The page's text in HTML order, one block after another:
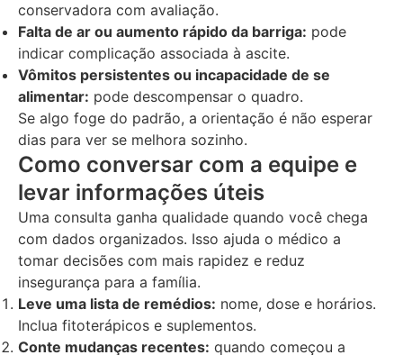
conservadora com avaliação.
Falta de ar ou aumento rápido da barriga: pode
indicar complicação associada à ascite.
Vômitos persistentes ou incapacidade de se
alimentar: pode descompensar o quadro.
Se algo foge do padrão, a orientação é não esperar
dias para ver se melhora sozinho.
Como conversar com a equipe e
levar informações úteis
Uma consulta ganha qualidade quando você chega
com dados organizados. Isso ajuda o médico a
tomar decisões com mais rapidez e reduz
insegurança para a família.
Leve uma lista de remédios: nome, dose e horários.
Inclua fitoterápicos e suplementos.
Conte mudanças recentes: quando começou a